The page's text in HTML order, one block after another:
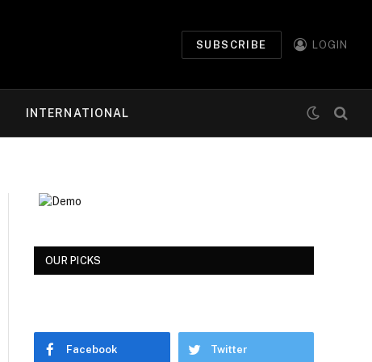
SUBSCRIBE LOGIN
INTERNATIONAL
OUR PICKS
Facebook Twitter